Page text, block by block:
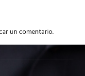
un comentario.